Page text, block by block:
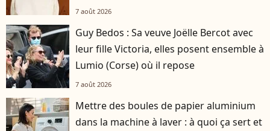
7 août 2026
Guy Bedos : Sa veuve Joëlle Bercot avec
leur fille Victoria, elles posent ensemble à
Lumio (Corse) où il repose
7 août 2026
Mettre des boules de papier aluminium
dans la machine à laver : à quoi ça sert et